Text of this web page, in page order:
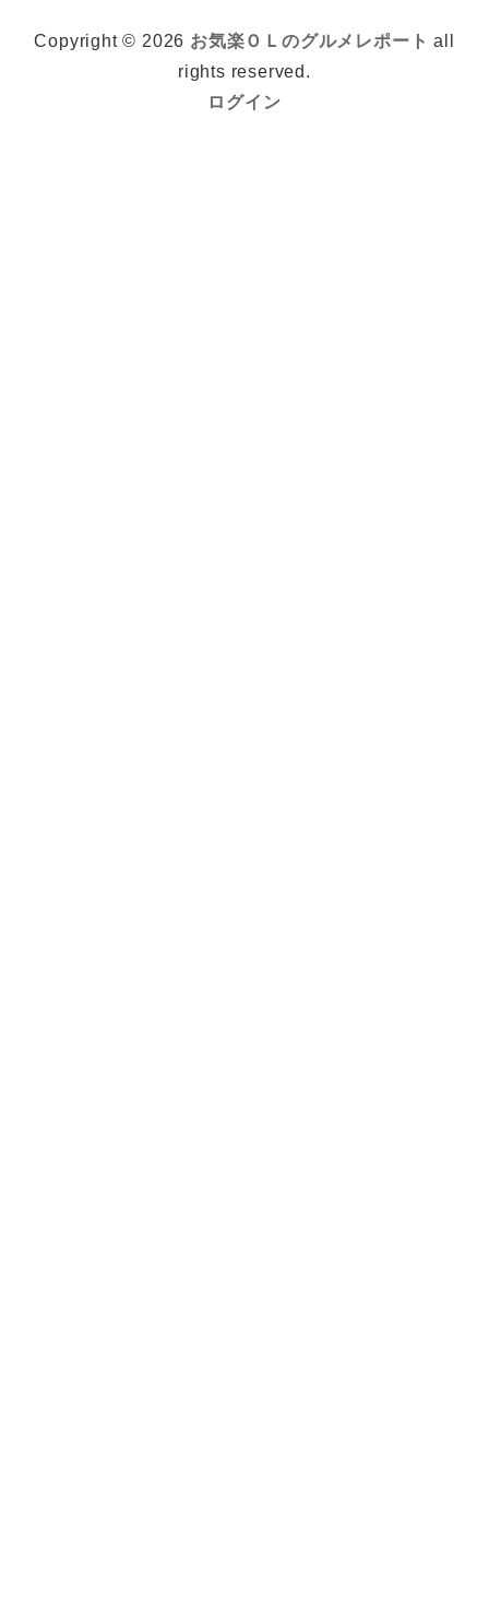
Copyright © 2026 お気楽ＯＬのグルメレポート all
rights reserved.
ログイン